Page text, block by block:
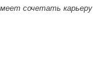
сочетать карьеру